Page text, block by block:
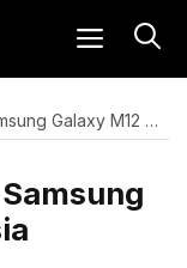
MENU
Spesifikasi dan Harga Samsung Galaxy M12 di Indonesia